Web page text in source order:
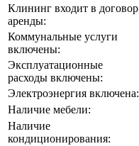
Клининг входит в договор
аренды:
Коммунальные услуги
включены:
Эксплуатационные
расходы включены:
Электроэнергия включена:
Наличие мебели:
Наличие
кондиционирования: